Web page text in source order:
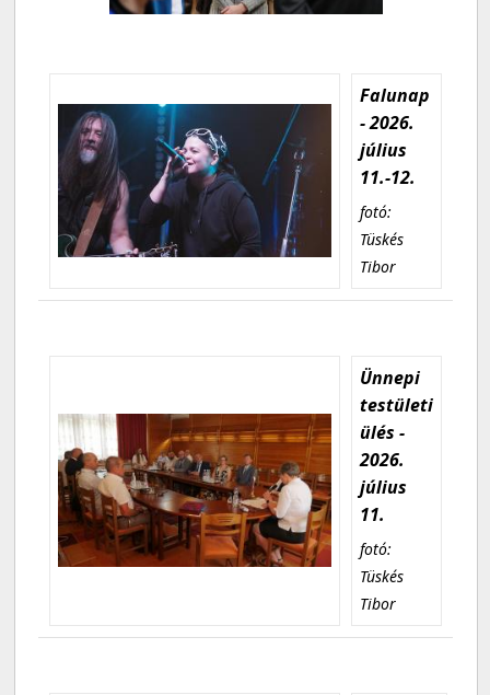
Falunap
- 2026.
július
11.-12.
fotó:
Tüskés
Tibor
Ünnepi
testületi
ülés -
2026.
július
11.
fotó:
Tüskés
Tibor